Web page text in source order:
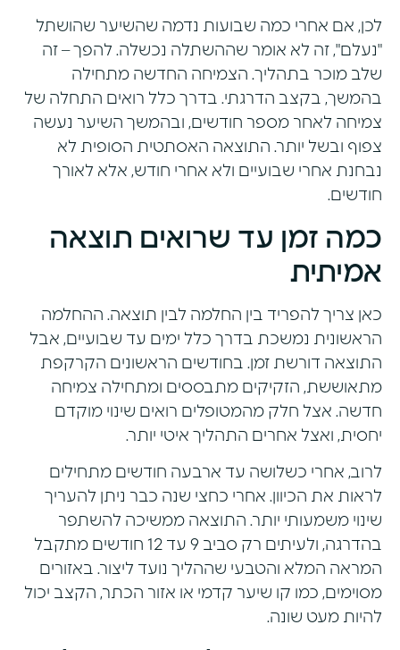
לכן, אם אחרי כמה שבועות נדמה שהשיער שהושתל
"נעלם", זה לא אומר שההשתלה נכשלה. להפך – זה
שלב מוכר בתהליך. הצמיחה החדשה מתחילה
בהמשך, בקצב הדרגתי. בדרך כלל רואים התחלה של
צמיחה לאחר מספר חודשים, ובהמשך השיער נעשה
צפוף ובשל יותר. התוצאה האסתטית הסופית לא
נבחנת אחרי שבועיים ולא אחרי חודש, אלא לאורך
חודשים.
כמה זמן עד שרואים תוצאה
אמיתית
כאן צריך להפריד בין החלמה לבין תוצאה. ההחלמה
הראשונית נמשכת בדרך כלל ימים עד שבועיים, אבל
התוצאה דורשת זמן. בחודשים הראשונים הקרקפת
מתאוששת, הזקיקים מתבססים ומתחילה צמיחה
חדשה. אצל חלק מהמטופלים רואים שינוי מוקדם
יחסית, ואצל אחרים התהליך איטי יותר.
לרוב, אחרי כשלושה עד ארבעה חודשים מתחילים
לראות את הכיוון. אחרי כחצי שנה כבר ניתן להעריך
שינוי משמעותי יותר. התוצאה ממשיכה להשתפר
בהדרגה, ולעיתים רק סביב 9 עד 12 חודשים מתקבל
המראה המלא והטבעי שההליך נועד ליצור. באזורים
מסוימים, כמו קו שיער קדמי או אזור הכתר, הקצב יכול
להיות מעט שונה.